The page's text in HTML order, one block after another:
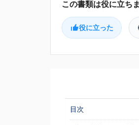
役に立った
目次